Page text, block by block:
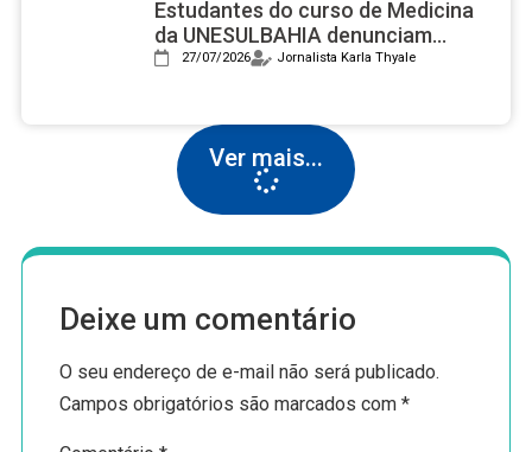
Estudantes do curso de Medicina
da UNESULBAHIA denunciam
assédio institucional e reprovações
27/07/2026 Jornalista Karla Thyale
Ver mais...
Deixe um comentário
O seu endereço de e-mail não será publicado.
Campos obrigatórios são marcados com*